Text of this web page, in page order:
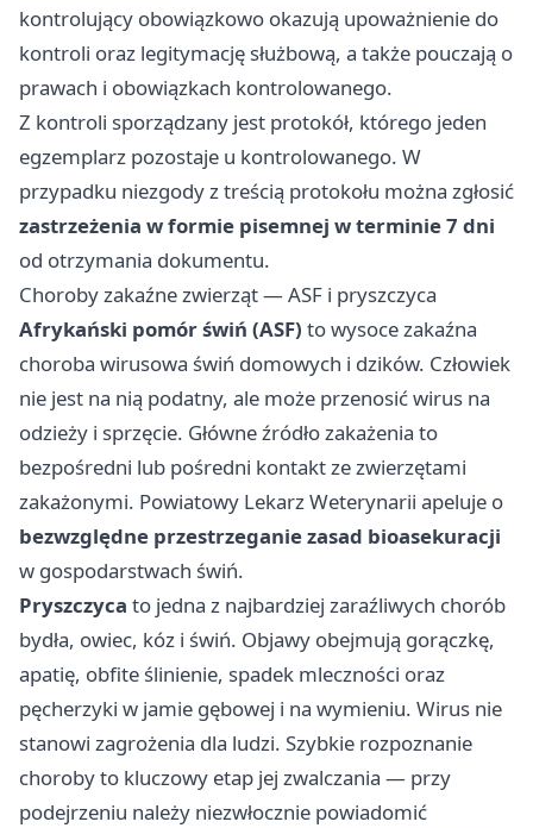
kontrolujący obowiązkowo okazują upoważnienie do
kontroli oraz legitymację służbową, a także pouczają o
prawach i obowiązkach kontrolowanego.
Z kontroli sporządzany jest protokół, którego jeden
egzemplarz pozostaje u kontrolowanego. W
przypadku niezgody z treścią protokołu można zgłosić
zastrzeżenia w formie pisemnej w terminie 7 dni
od otrzymania dokumentu.
Choroby zakaźne zwierząt — ASF i pryszczyca
Afrykański pomór świń (ASF) to wysoce zakaźna
choroba wirusowa świń domowych i dzików. Człowiek
nie jest na nią podatny, ale może przenosić wirus na
odzieży i sprzęcie. Główne źródło zakażenia to
bezpośredni lub pośredni kontakt ze zwierzętami
zakażonymi. Powiatowy Lekarz Weterynarii apeluje o
bezwzględne przestrzeganie zasad bioasekuracji
w gospodarstwach świń.
Pryszczyca to jedna z najbardziej zaraźliwych chorób
bydła, owiec, kóz i świń. Objawy obejmują gorączkę,
apatię, obfite ślinienie, spadek mleczności oraz
pęcherzyki w jamie gębowej i na wymieniu. Wirus nie
stanowi zagrożenia dla ludzi. Szybkie rozpoznanie
choroby to kluczowy etap jej zwalczania — przy
podejrzeniu należy niezwłocznie powiadomić